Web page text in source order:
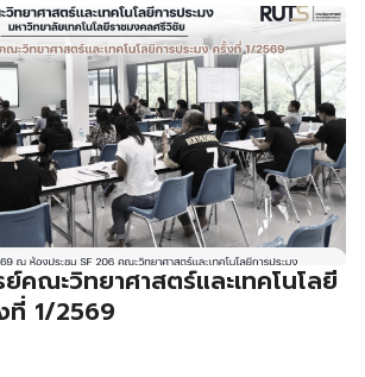
คณะวิทยาศาสตร์และเทคโนโลยี
ที่ 1/2569